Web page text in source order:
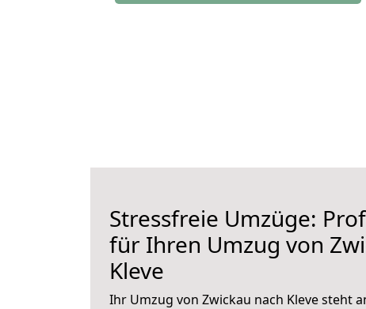
Stressfreie Umzüge:
für Ihren Umzug von
Kleve
Ihr Umzug von Zwickau nach Kleve steht